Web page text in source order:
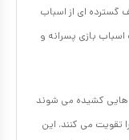
گسترده ای از اسباب
بازی پسرانه و
هایی کشیده می شوند
تقویت می کنند. این